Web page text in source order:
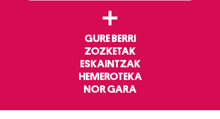
+
GURE BERRI
ZOZKETAK
ESKAINTZAK
HEMEROTEKA
NOR GARA